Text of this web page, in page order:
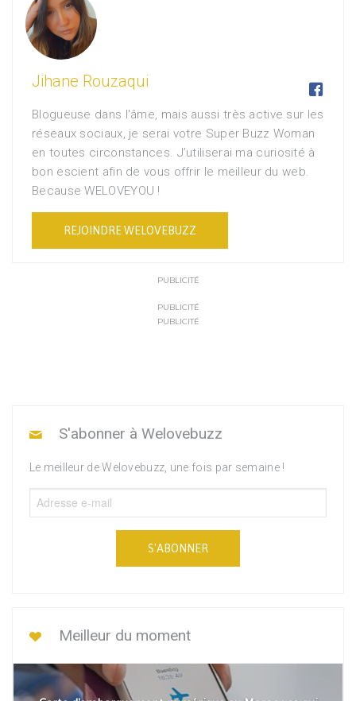
Jihane Rouzaqui 
Blogueuse dans l'âme, mais aussi très active sur les
réseaux sociaux, je serai votre Super Buzz Woman
en toutes circonstances. J’utiliserai ma curiosité à
bon escient afin de vous offrir le meilleur du web.
Because WELOVEYOU !
REJOINDRE WELOVEBUZZ
PUBLICITÉ
PUBLICITÉ
PUBLICITÉ
S'abonner à Welovebuzz
Le meilleur de Welovebuzz, une fois par semaine !
S'ABONNER
Meilleur du moment